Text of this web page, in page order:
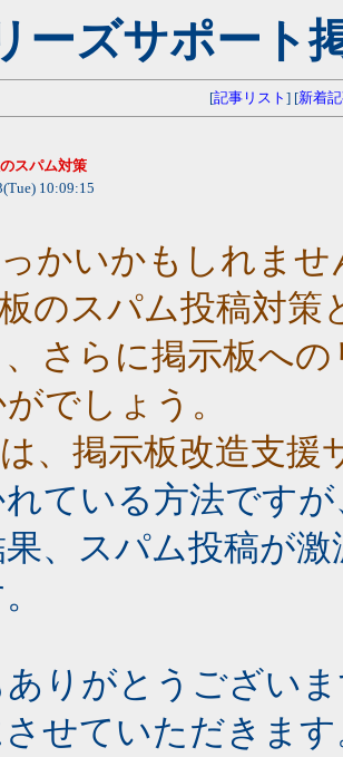
ーズサポート
[記事リスト ] [新着
スパム対策
10:09:15
かいかもしれませ
のスパム投稿対
さらに掲示板への
でしょう。
、掲示板改造支援
れている方法です
果、スパム投稿が
ありがとうござい
せていただきま